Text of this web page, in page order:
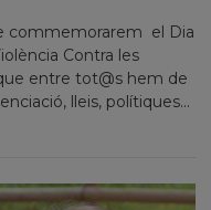
commemorarem el Dia
Contra les
entre tot@s hem de
lleis, polítiques...